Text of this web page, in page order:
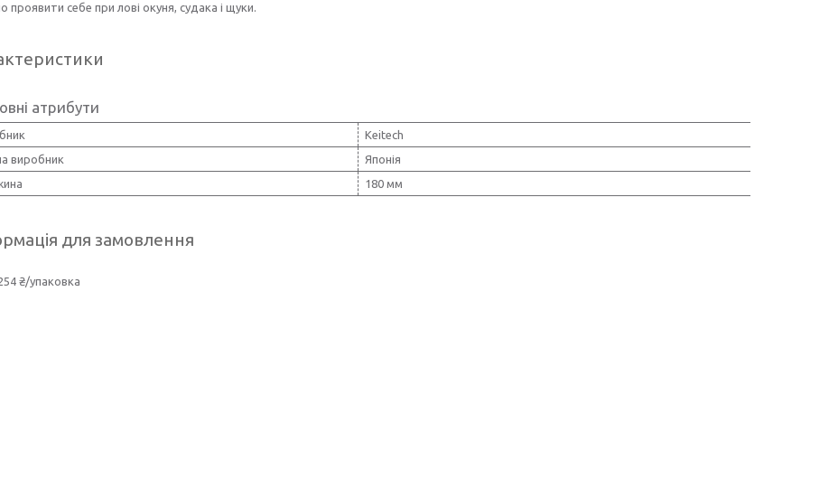
проявити себе при лові окуня, судака і щуки.
атрибути
Keitech
виробник
Японія
180 мм
для замовлення
₴/упаковка